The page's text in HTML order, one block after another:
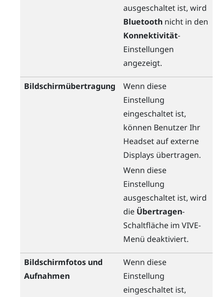
ausgeschaltet ist, wird
Bluetoothnicht in den
Konnektivität-
Einstellungen
angezeigt.
Bildschirmübertragung
Wenn diese
Einstellung
eingeschaltet ist,
können Benutzer Ihr
Headset auf externe
Displays übertragen.
Wenn diese
Einstellung
ausgeschaltet ist, wird
die Übertragen-
Schaltfläche im VIVE-
Menü deaktiviert.
Bildschirmfotos und
Aufnahmen
Wenn diese
Einstellung
eingeschaltet ist,